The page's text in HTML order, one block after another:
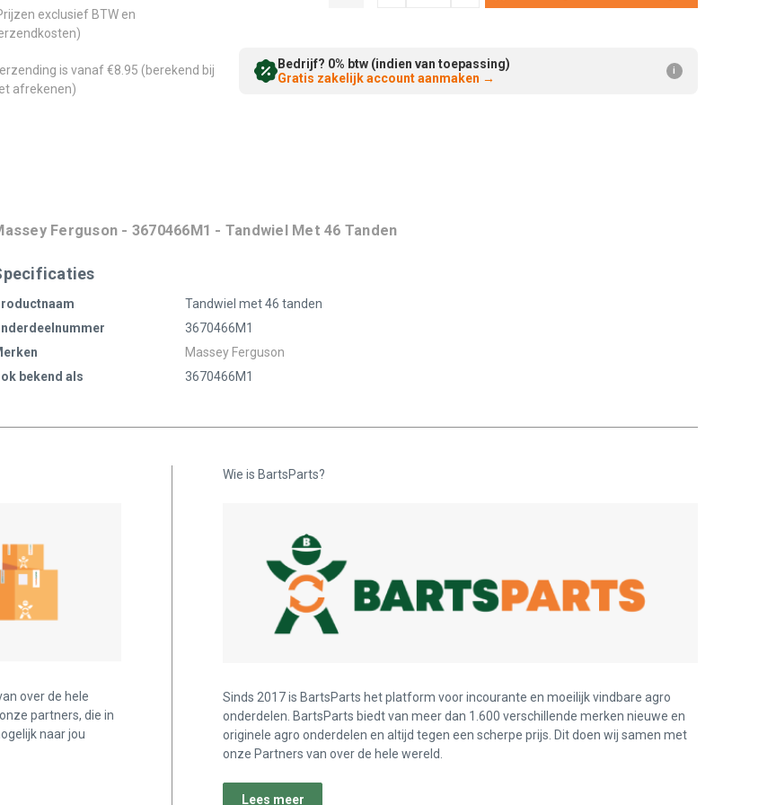
exclusief BTW en
is vanaf €8.95 (berekend bij
afrekenen)
Bedrijf? 0% btw (indien van toepassing)
Gratis zakelijk account aanmaken → i
Ferguson - 3670466M1 - Tandwiel Met 46 Tanden
Tandwiel met 46 tanden
3670466M1
Massey Ferguson
bekend als
3670466M1
over de hele
partners, die in
naar jou
Wie is BartsParts?
Sinds 2017 is BartsParts het platform voor incourante en moeilijk vindbare agro
onderdelen. BartsParts biedt van meer dan 1.600 verschillende merken nieuwe en
originele agro onderdelen en altijd tegen een scherpe prijs. Dit doen wij samen met
onze Partners van over de hele wereld.
Lees meer